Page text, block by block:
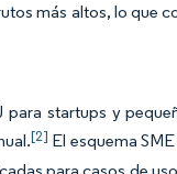
más altos, lo que
startups y
[2] El esquema